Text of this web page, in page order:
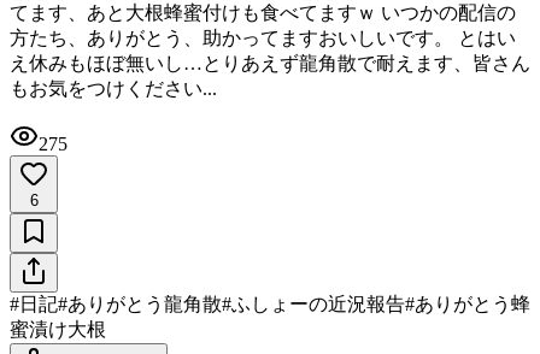
てます、あと大根蜂蜜付けも食べてますｗ いつかの配信の
方たち、ありがとう、助かってますおいしいです。 とはい
え休みもほぼ無いし…とりあえず龍角散で耐えます、皆さん
もお気をつけください...
275
6
#日記#ありがとう龍角散#ふしょーの近況報告#ありがとう蜂
蜜漬け大根